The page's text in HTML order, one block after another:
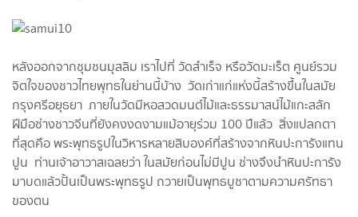
หลังออกจากชุมชนมุสลิม เราไปที่ วัดสำเร็จ หรือวัดมะเร็ต ศูนย์รวม
จิตใจของชาวไทยพุทธในย่านนี้บ้าง วัดเก่าแก่แห่งนี้สร้างขึ้นในสมัย
กรุงศรีอยุธยา ภายในวัดมีหอสวดมนต์ไม้และธรรมาสน์ไม้แกะสลัก
ฝีมือช่างชาวจีนที่ยังคงงดงามแม้อายุร่วม 100 ปีแล้ว สิ่งแปลกตา
ที่สุดคือ พระพุทธรูปในวิหารหลายสิบองค์ที่สร้างจากหินปะการังแทน
ปูน ท่านเจ้าอาวาสเฉลยว่า ในสมัยก่อนไม่มีปูน ช่างจึงนำหินปะการัง
มาบดแล้วปั้นเป็นพระพุทธรูป ถวายเป็นพุทธบูชาตามความศรัทธา
ของตน